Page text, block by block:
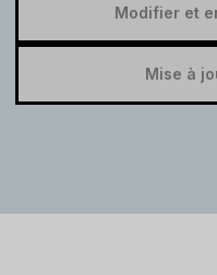
Modifier et
Mise à